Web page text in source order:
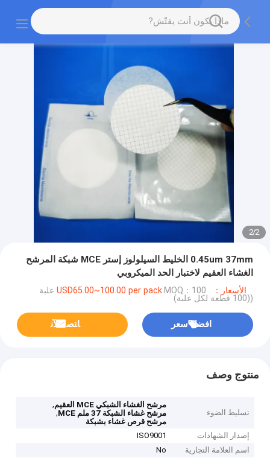
2
/
2
0.45um 37mm الخليط السيلولوز إستر MCE شبكة المرشح
الغشاء العقيم لاختبار الحد الميكروبي
الأسعار：USD65.00~100.00 per pack MOQ：100 علبة
((100 قطعة لكل علبة)
افضل سعر ﺎﺘﺼﻟ ﺍﻶﻧ
منتوج وصف
تسليط الضوء
مرشح الغشاء الشبكي MCE العقيم
,
مرشح غشاء الشبكة 37 ملم MCE
,
مرشح قرص غشاء بشبكة
إصدار الشهادات
ISO9001
اسم العلامة التجارية
No